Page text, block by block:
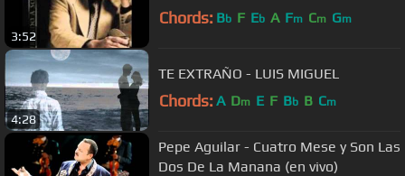
3:52
Chords: Bb F Eb A Fm Cm Gm
4:28
TE EXTRAÑO - LUIS MIGUEL
Chords: A Dm E F Bb B Cm
Pepe Aguilar - Cuatro Mese y Son Las
Dos De La Manana (en vivo)